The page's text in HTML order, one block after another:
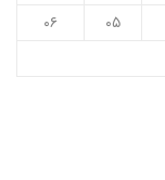
۰۵
۰۶